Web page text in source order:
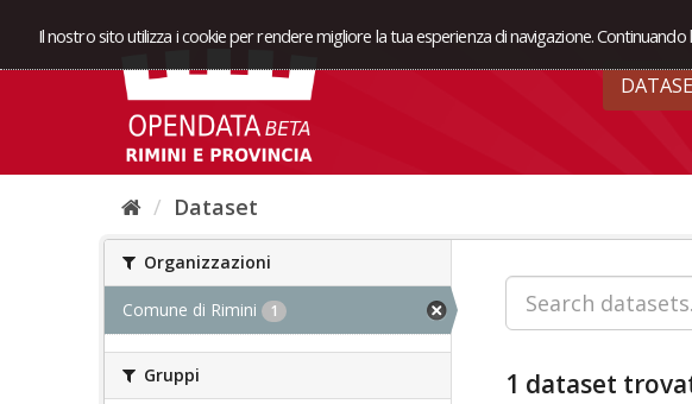
Il nostro sito utilizza i cookie per rendere migliore la tua esperienza di navigazione.
Dataset
Organizzazioni
Comune di Rimini 1
Gruppi 1 dataset